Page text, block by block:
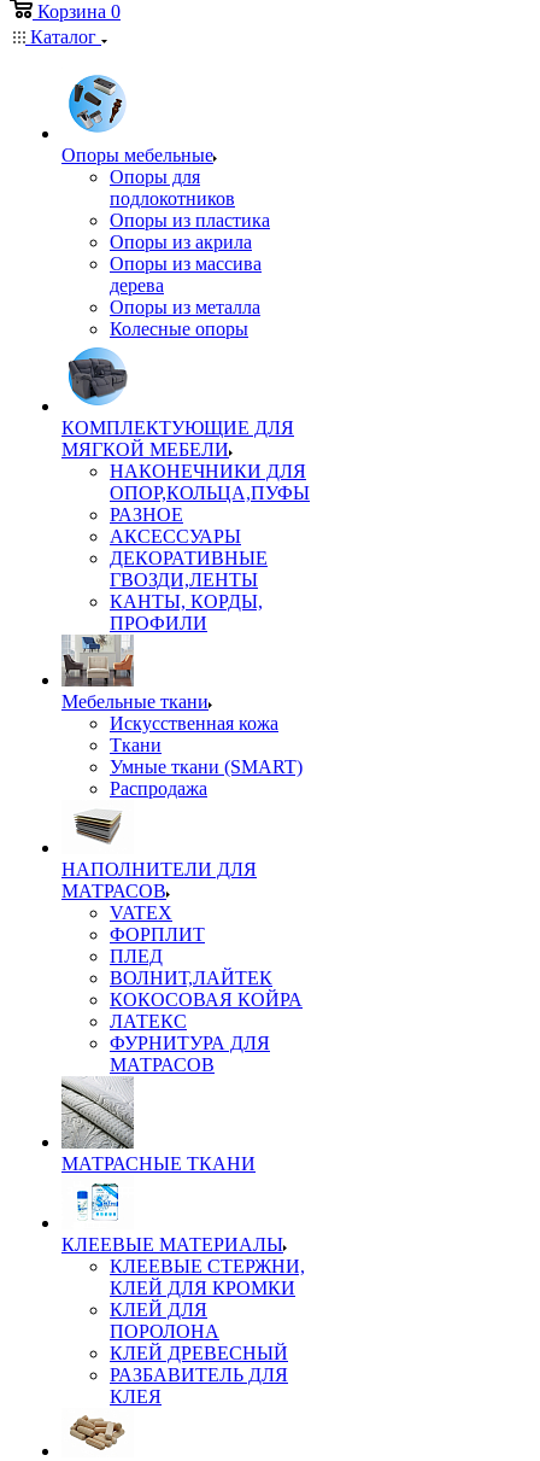
Корзина 0
Каталог
Опоры мебельные
Опоры для
подлокотников
Опоры из пластика
Опоры из акрила
Опоры из массива
дерева
Опоры из металла
Колесные опоры
КОМПЛЕКТУЮЩИЕ ДЛЯ
МЯГКОЙ МЕБЕЛИ
НАКОНЕЧНИКИ ДЛЯ
ОПОР,КОЛЬЦА,ПУФЫ
РАЗНОЕ
АКСЕССУАРЫ
ДЕКОРАТИВНЫЕ
ГВОЗДИ,ЛЕНТЫ
КАНТЫ, КОРДЫ,
ПРОФИЛИ
Мебельные ткани
Искусственная кожа
Ткани
Умные ткани (SMART)
Распродажа
НАПОЛНИТЕЛИ ДЛЯ
МАТРАСОВ
VATEX
ФОРПЛИТ
ПЛЕД
ВОЛНИТ,ЛАЙТЕК
КОКОСОВАЯ КОЙРА
ЛАТЕКС
ФУРНИТУРА ДЛЯ
МАТРАСОВ
МАТРАСНЫЕ ТКАНИ
КЛЕЕВЫЕ МАТЕРИАЛЫ
КЛЕЕВЫЕ СТЕРЖНИ,
КЛЕЙ ДЛЯ КРОМКИ
КЛЕЙ ДЛЯ
ПОРОЛОНА
КЛЕЙ ДРЕВЕСНЫЙ
РАЗБАВИТЕЛЬ ДЛЯ
КЛЕЯ